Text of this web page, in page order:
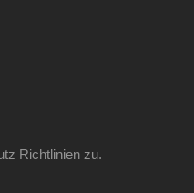
Richtlinien zu.